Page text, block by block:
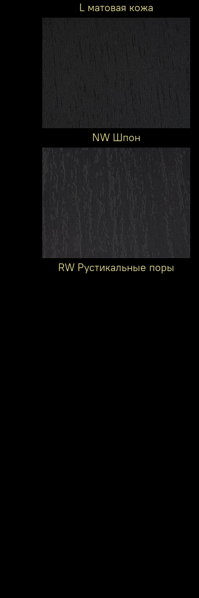
L матовая кожа
NW Шпон
RW Рустикальные поры